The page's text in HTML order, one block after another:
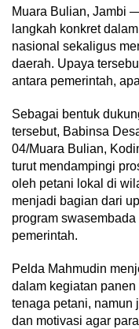
Muara Bulian, Jambi
langkah konkret
nasional sekaligus
daerah. Upaya
antara pemerintah,
Sebagai bentuk
tersebut, Babinsa
04/Muara Bulian,
turut mendampingi
oleh petani lokal di
menjadi bagian dari
program
pemerintah.
Pelda Mahmudin
dalam kegiatan
tenaga petani, namun
dan motivasi agar